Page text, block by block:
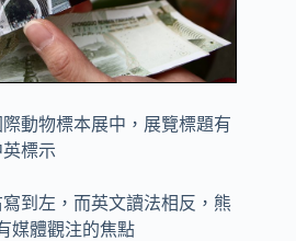
動物標本展中，展覽標題有
英標示
到左，而英文讀法相反，熊
媒體觀注的焦點